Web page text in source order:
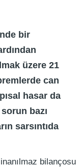
bir
üzere 21
can
hasar da
bazı
sarsıntıda